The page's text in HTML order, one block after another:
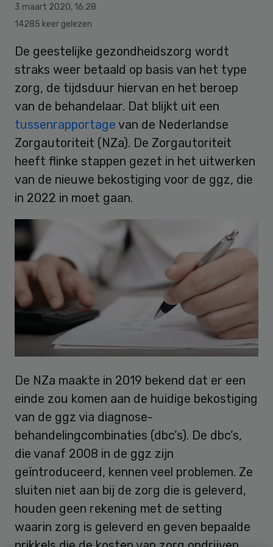
3 maart 2020, 16:28
14285 keer gelezen
De geestelijke gezondheidszorg wordt
straks weer betaald op basis van het type
zorg, de tijdsduur hiervan en het beroep
van de behandelaar. Dat blijkt uit een
tussenrapportage van de Nederlandse
Zorgautoriteit (NZa). De Zorgautoriteit
heeft flinke stappen gezet in het uitwerken
van de nieuwe bekostiging voor de ggz, die
in 2022 in moet gaan.
De NZa maakte in 2019 bekend dat er een
einde zou komen aan de huidige bekostiging
van de ggz via diagnose-
behandelingcombinaties (dbc’s). De dbc’s,
die vanaf 2008 in de ggz zijn
geïntroduceerd, kennen veel problemen. Ze
sluiten niet aan bij de zorg die is geleverd,
houden geen rekening met de setting
waarin zorg is geleverd en geven bepaalde